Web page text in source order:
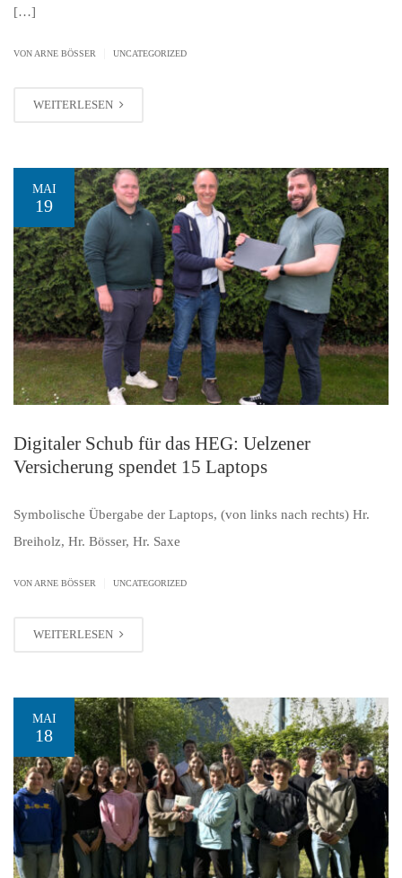
[…]
VON ARNE BÖSSER UNCATEGORIZED
WEITERLESEN
MAI
19
Digitaler Schub für das HEG: Uelzener
Versicherung spendet 15 Laptops
Symbolische Übergabe der Laptops, (von links nach rechts) Hr.
Breiholz, Hr. Bösser, Hr. Saxe
VON ARNE BÖSSER UNCATEGORIZED
WEITERLESEN
MAI
18